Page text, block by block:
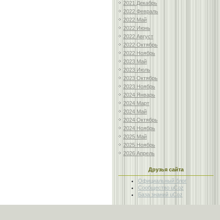
2021 Декабрь
2022 Февраль
2022 Май
2022 Июнь
2022 Август
2022 Октябрь
2022 Ноябрь
2023 Май
2023 Июль
2023 Октябрь
2023 Ноябрь
2024 Январь
2024 Март
2024 Май
2024 Октябрь
2024 Ноябрь
2025 Май
2025 Ноябрь
2026 Апрель
Друзья сайта
Официальный блог
Сообщество uCoz
База знаний uCoz